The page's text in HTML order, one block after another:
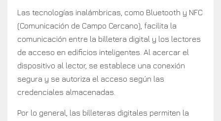
Las tecnologías inalámbricas, como Bluetooth y NFC
(Comunicación de Campo Cercano), facilita la
comunicación entre la billetera digital y los lectores
de acceso en edificios inteligentes. Al acercar el
dispositivo al lector, se establece una conexión
segura y se autoriza el acceso según las
credenciales almacenadas.
Por lo general, las billeteras digitales permiten la